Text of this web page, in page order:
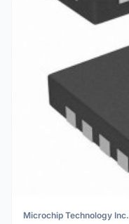
Microchip Technology Inc.